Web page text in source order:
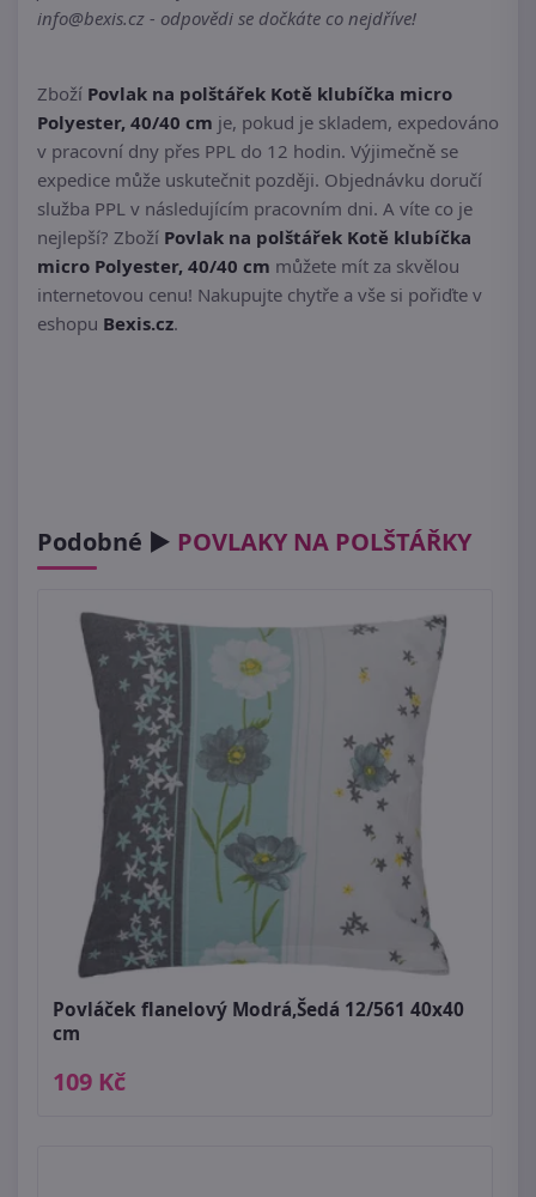
info@bexis.cz - odpovědi se dočkáte co nejdříve!
Zboží Povlak na polštářek Kotě klubíčka micro
Polyester, 40/40 cm je, pokud je skladem, expedováno
v pracovní dny přes PPL do 12 hodin. Výjimečně se
expedice může uskutečnit později. Objednávku doručí
služba PPL v následujícím pracovním dni. A víte co je
nejlepší? Zboží Povlak na polštářek Kotě klubíčka
micro Polyester, 40/40 cm můžete mít za skvělou
internetovou cenu! Nakupujte chytře a vše si pořiďte v
eshopu Bexis.cz.
Podobné ► POVLAKY NA POLŠTÁŘKY
Povláček flanelový Modrá,Šedá 12/561 40x40
cm
109 Kč